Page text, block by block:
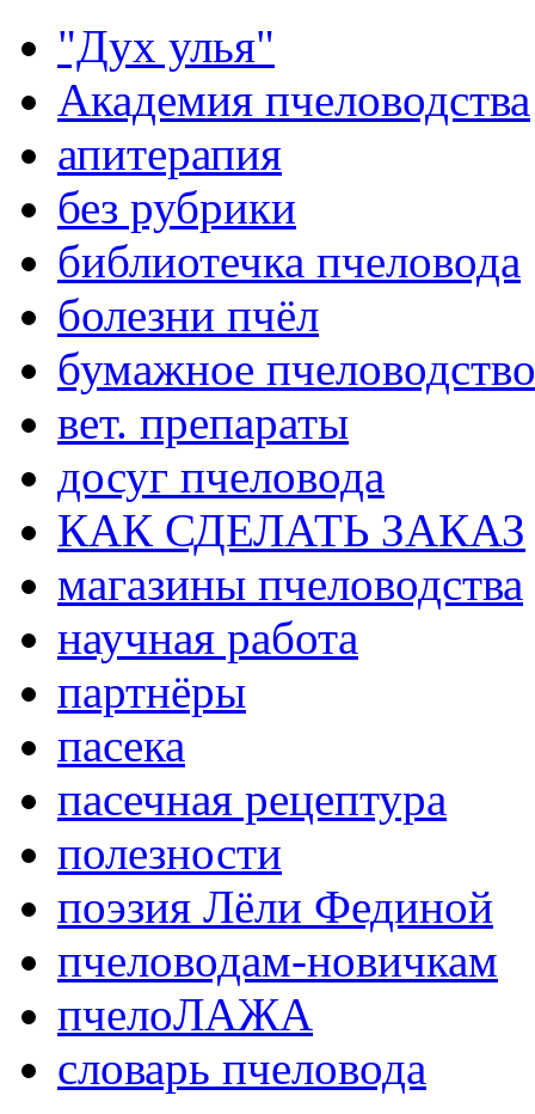
"Дух улья"
Академия пчеловодства
апитерапия
без рубрики
библиотечка пчеловода
болезни пчёл
бумажное пчеловодство
вет. препараты
досуг пчеловода
КАК СДЕЛАТЬ ЗАКАЗ
магазины пчеловодства
научная работа
партнёры
пасека
пасечная рецептура
полезности
поэзия Лёли Фединой
пчеловодам-новичкам
пчелоЛАЖА
словарь пчеловода